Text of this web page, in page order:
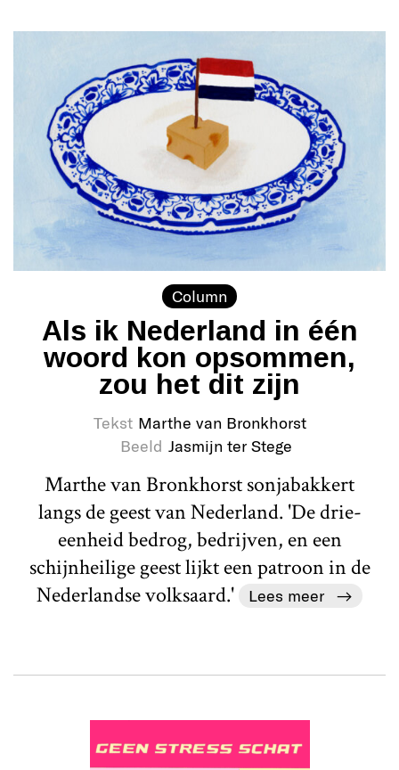
Column
Als ik Nederland in één
woord kon opsommen,
zou het dit zijn
Tekst Marthe van Bronkhorst
Beeld Jasmijn ter Stege
Marthe van Bronkhorst sonjabakkert
langs de geest van Nederland. 'De drie-
eenheid bedrog, bedrijven, en een
schijnheilige geest lijkt een patroon in de
Nederlandse volksaard.'
Lees meer